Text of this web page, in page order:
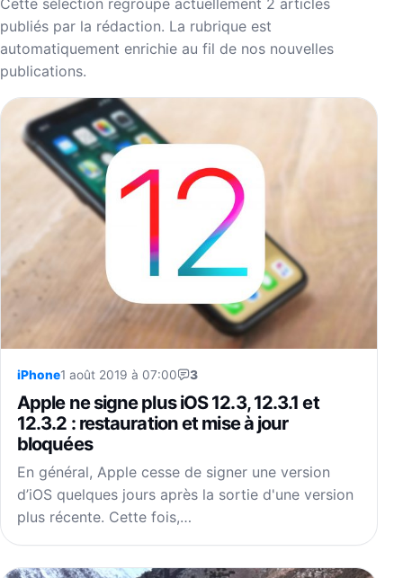
Cette sélection regroupe actuellement 2 articles
publiés par la rédaction. La rubrique est
automatiquement enrichie au fil de nos nouvelles
publications.
iPhone1 août 2019 à 07:00 3
Apple ne signe plus iOS 12.3, 12.3.1 et
12.3.2 : restauration et mise à jour
bloquées
En général, Apple cesse de signer une version
d’iOS quelques jours après la sortie d'une version
plus récente. Cette fois,…